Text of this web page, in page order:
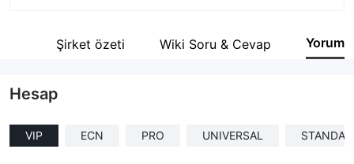
Şirket AdıŞirket özeti Wiki Soru & Cevap Yorum
Hesap
VIP ECN PRO UNIVERSAL